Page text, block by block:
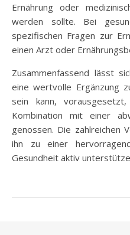
Ernährung oder
werden sollte. Bei
spezifischen Fragen zur
einen Arzt oder
Zusammenfassend lässt
eine wertvolle Ergänzung
sein kann,
Kombination mit einer
genossen. Die zahlreichen
ihn zu einer
Gesundheit aktiv